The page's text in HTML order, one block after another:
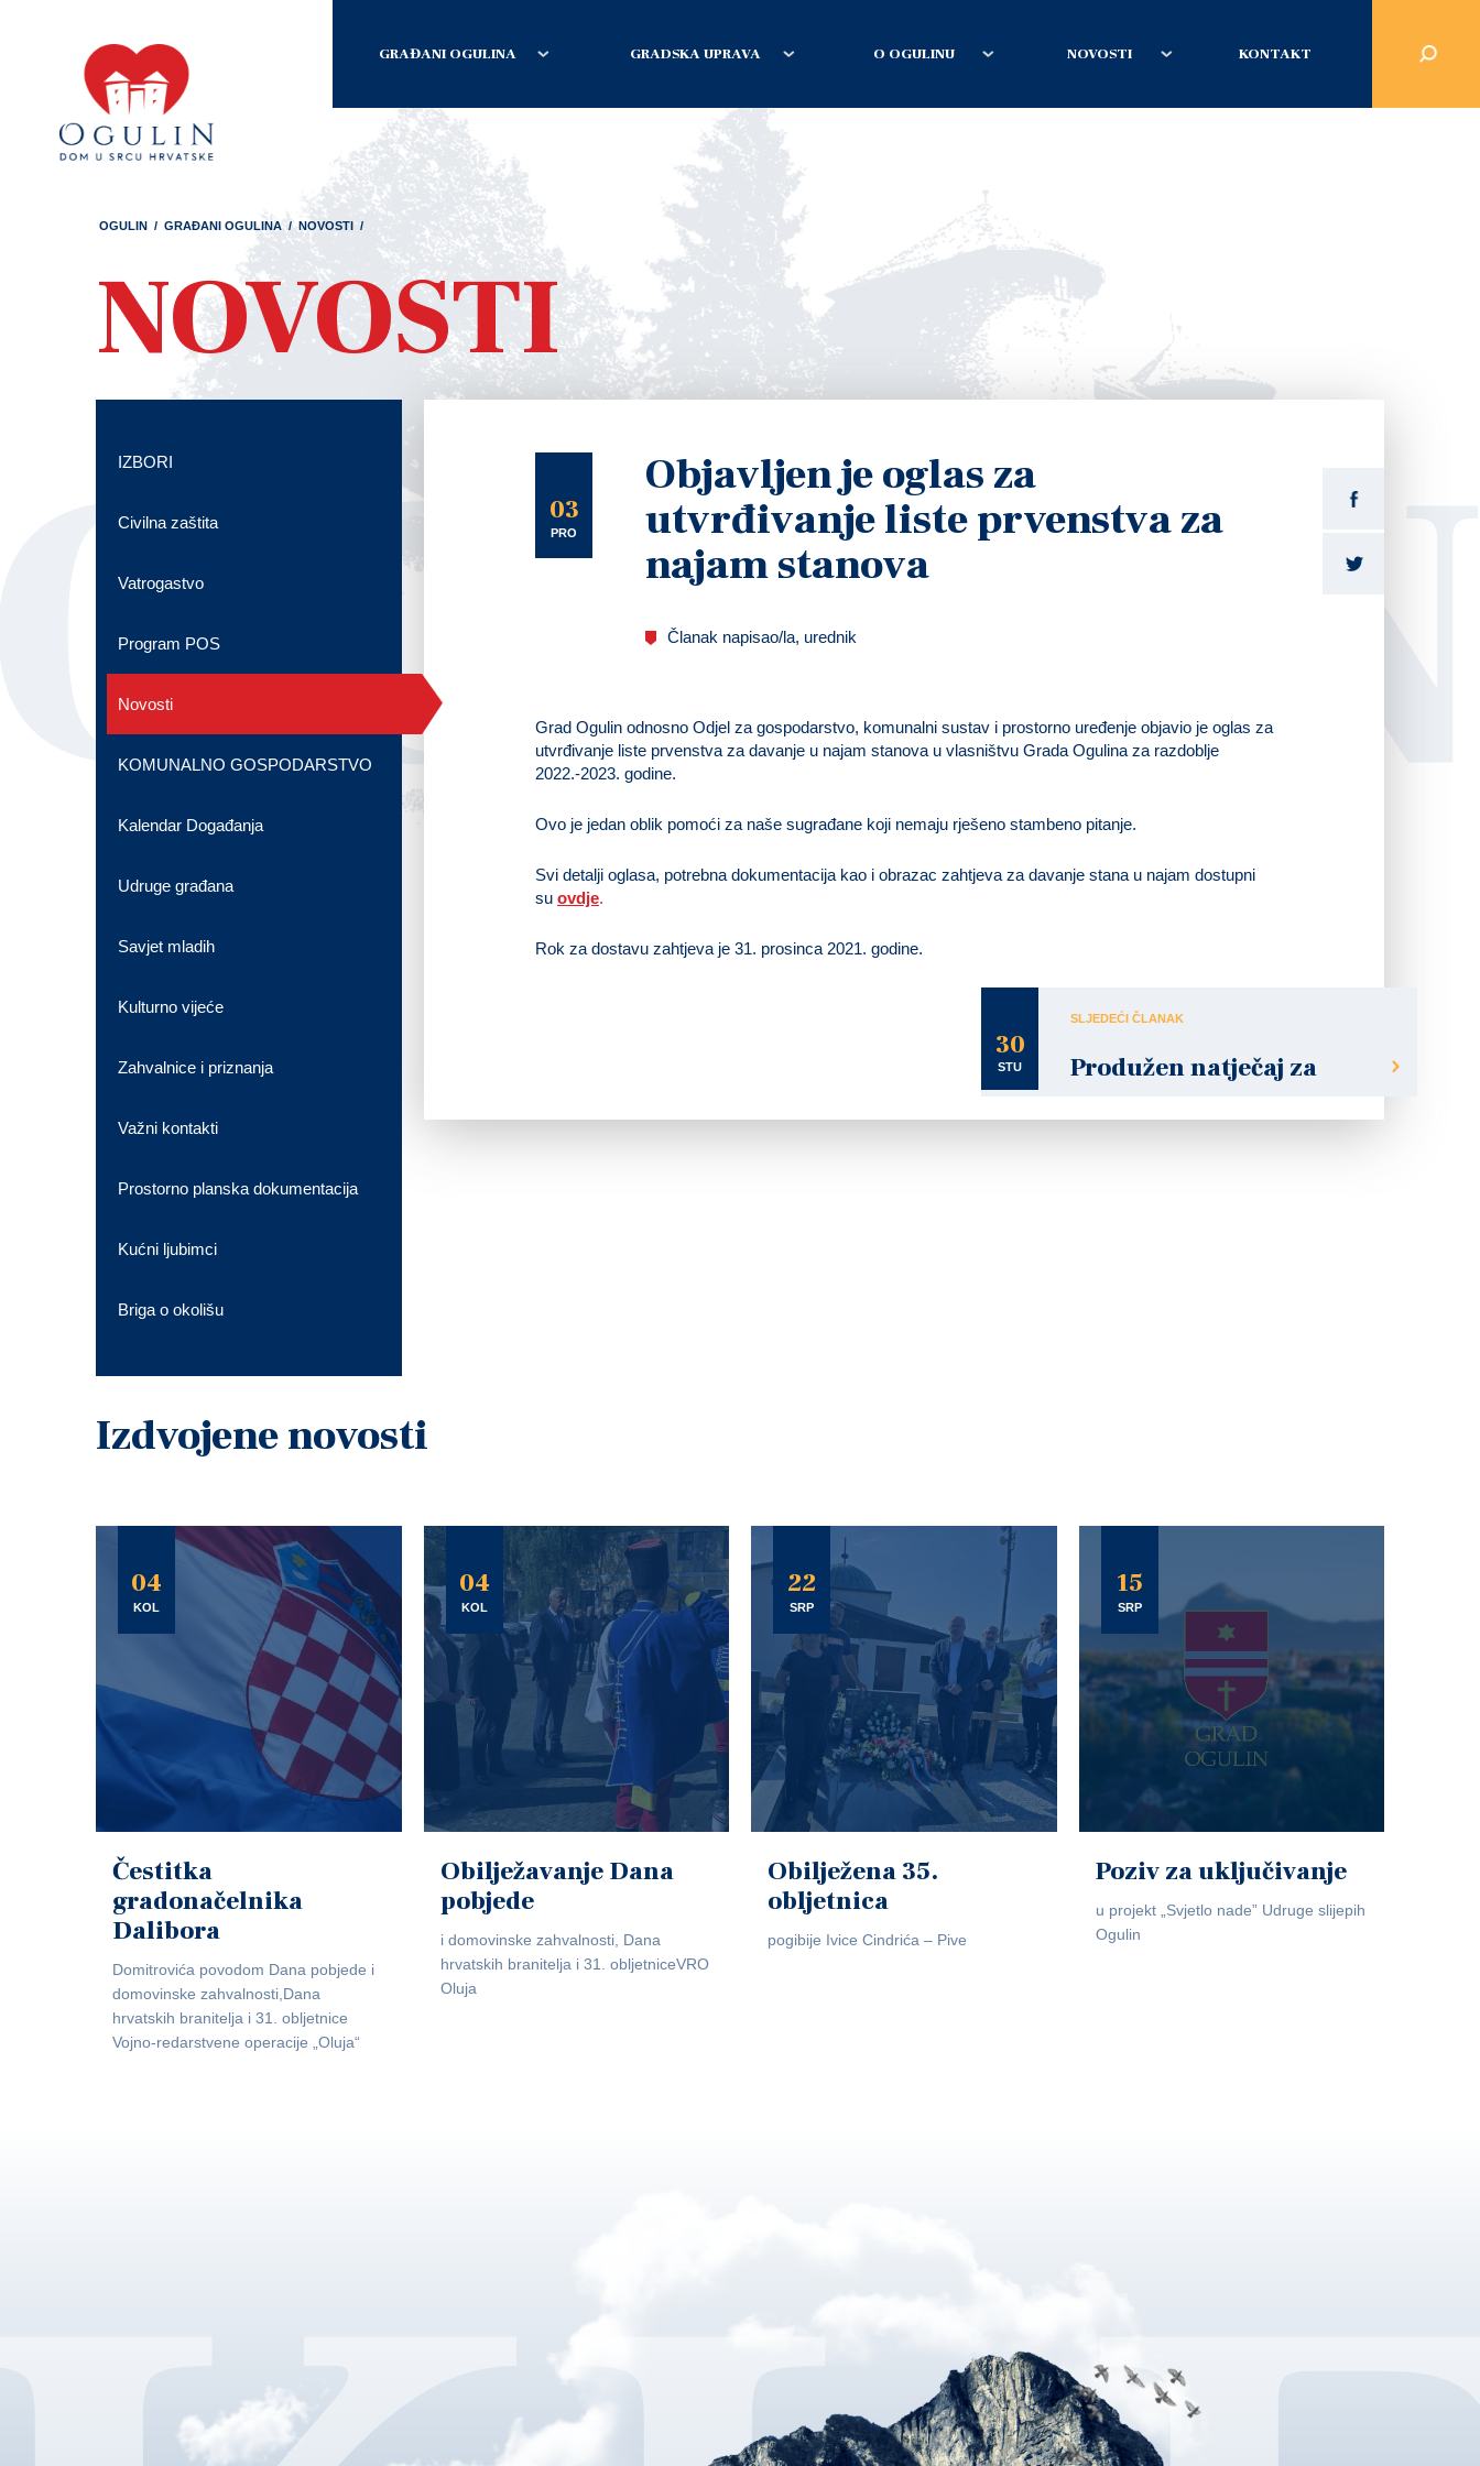
GRAĐANI OGULINA GRADSKA UPRAVA O OGULINU NOVOSTI KONTAKT
OGULIN / GRAĐANI OGULINA / NOVOSTI /
NOVOSTI
03
PRO
Objavljen je oglas za
utvrđivanje liste prvenstva za
najam stanova
Članak napisao/la, urednik
Grad Ogulin odnosno Odjel za gospodarstvo, komunalni sustav i prostorno uređenje objavio je oglas za
utvrđivanje liste prvenstva za davanje u najam stanova u vlasništvu Grada Ogulina za razdoblje
2022.-2023. godine.
Ovo je jedan oblik pomoći za naše sugrađane koji nemaju rješeno stambeno pitanje.
Svi detalji oglasa, potrebna dokumentacija kao i obrazac zahtjeva za davanje stana u najam dostupni
su ovdje.
Rok za dostavu zahtjeva je 31. prosinca 2021. godine.
30
STU
SLJEDEĆI ČLANAK
Produžen natječaj za
IZBORI
Civilna zaštita
Vatrogastvo
Program POS
Novosti
KOMUNALNO GOSPODARSTVO
Kalendar Događanja
Udruge građana
Savjet mladih
Kulturno vijeće
Zahvalnice i priznanja
Važni kontakti
Prostorno planska dokumentacija
Kućni ljubimci
Briga o okolišu
Izdvojene novosti
04
KOL
Čestitka
gradonačelnika
Dalibora
Domitrovića povodom Dana pobjede i
domovinske zahvalnosti,Dana
hrvatskih branitelja i 31. obljetnice
Vojno-redarstvene operacije „Oluja“
04
KOL
Obilježavanje Dana
pobjede
i domovinske zahvalnosti, Dana
hrvatskih branitelja i 31. obljetniceVRO
Oluja
22
SRP
Obilježena 35.
obljetnica
pogibije Ivice Cindrića – Pive
15
SRP
Poziv za uključivanje
u projekt „Svjetlo nade” Udruge slijepih
Ogulin